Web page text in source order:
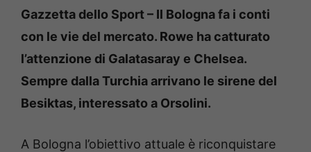
Gazzetta dello Sport – Il Bologna fa i conti
con le vie del mercato. Rowe ha catturato
l’attenzione di Galatasaray e Chelsea.
Sempre dalla Turchia arrivano le sirene del
Besiktas, interessato a Orsolini.
A Bologna l’obiettivo attuale è riconquistare